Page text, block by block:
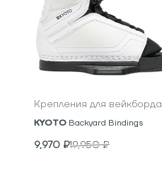
Крепления для вейкборда
KYOTO Backyard Bindings
9,970 ₽19,950₽